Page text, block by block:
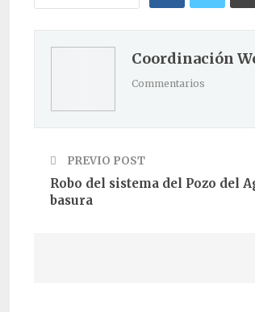
Coordinación
Commentarios
PREVIO POST
Robo del sistema del Pozo del
basura